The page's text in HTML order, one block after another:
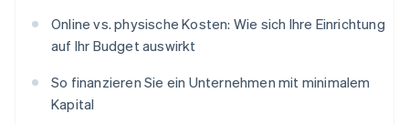
Online vs. physische Kosten: Wie sich Ihre Einrichtung
auf Ihr Budget auswirkt
So finanzieren Sie ein Unternehmen mit minimalem
Kapital